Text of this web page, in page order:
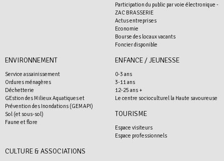
Participation du public par voie électronique -
ZAC BRASSERIE
Actus entreprises
Economie
Bourse des locaux vacants
Foncier disponible
ENVIRONNEMENT
Service assainissement
Ordures ménagères
Déchetterie
GEstion des Milieux Aquatiques et
Prévention des Inondations (GEMAPI)
Sol (et sous-sol)
Faune et flore
ENFANCE / JEUNESSE
0-3 ans
3-11 ans
12-25 ans +
Le centre socioculturel la Haute savoureuse
TOURISME
Espace visiteurs
Espace professionnels
CULTURE & ASSOCIATIONS